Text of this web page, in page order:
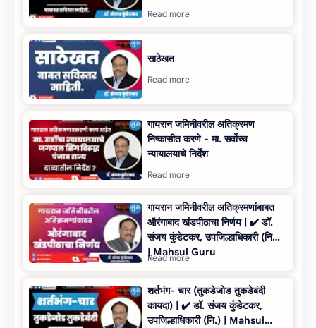
साठेखत
गायरान जमिनीवरील अतिक्रमण
निष्‍कासीत करणे - मा. सर्वोच्‍च
न्‍यायालयाचे निर्देश
गायरान जमिनीवरील अतिक्रमणांबाबत
औरंगाबाद खंडपीठाचा निर्णय | ✔️ डॉ.
संजय कुंडेटकर, उपजिल्हाधिकारी (नि.)
| Mahsul Guru
शर्तभंग- चार (तुकडेजोड तुकडेबंदी
कायदा) | ✔️ डॉ. संजय कुंडेटकर,
उपजिल्हाधिकारी (नि.) | Mahsul